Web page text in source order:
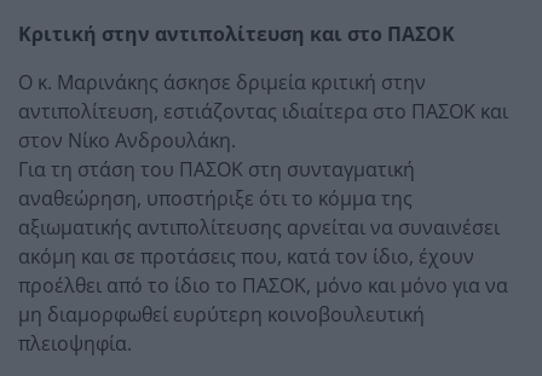
Κριτική στην αντιπολίτευση και στο ΠΑΣΟΚ
Ο κ. Μαρινάκης άσκησε δριμεία κριτική στην
αντιπολίτευση, εστιάζοντας ιδιαίτερα στο ΠΑΣΟΚ και
στον Νίκο Ανδρουλάκη.
Για τη στάση του ΠΑΣΟΚ στη συνταγματική
αναθεώρηση, υποστήριξε ότι το κόμμα της
αξιωματικής αντιπολίτευσης αρνείται να συναινέσει
ακόμη και σε προτάσεις που, κατά τον ίδιο, έχουν
προέλθει από το ίδιο το ΠΑΣΟΚ, μόνο και μόνο για να
μη διαμορφωθεί ευρύτερη κοινοβουλευτική
πλειοψηφία.